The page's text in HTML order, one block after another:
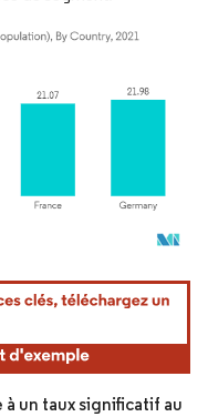
une attribution sous CC BY
un taux significatif au